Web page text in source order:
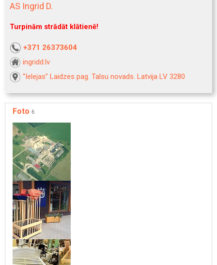
AS Ingrid D.
Turpinām strādāt klātienē!
+371 26373604
ingridd.lv
“Ielejas” Laidzes pag. Talsu novads. Latvija LV 3280
Foto 6